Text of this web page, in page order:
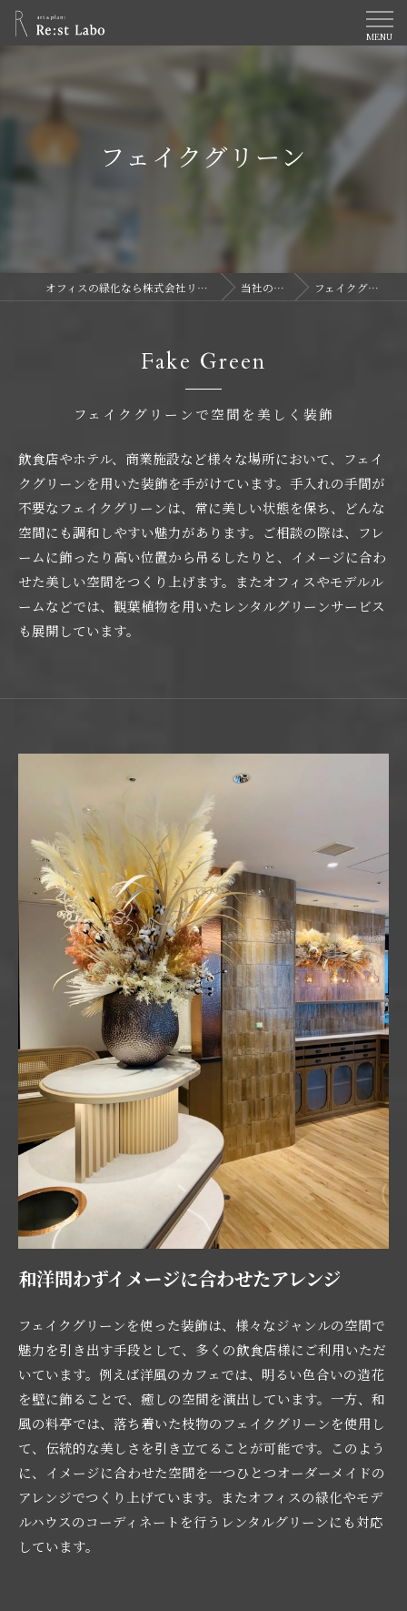
フェイクグリーン
オフィスの緑化なら株式会社リストラボ 当社の特徴 フェイクグリーン
フェイクグリーンで空間を美しく装飾
Fake Green
飲食店やホテル、商業施設など様々な場所において、フェイ
クグリーンを用いた装飾を手がけています。手入れの手間が
不要なフェイクグリーンは、常に美しい状態を保ち、どんな
空間にも調和しやすい魅力があります。ご相談の際は、フレ
ームに飾ったり高い位置から吊るしたりと、イメージに合わ
せた美しい空間をつくり上げます。またオフィスやモデルル
ームなどでは、観葉植物を用いたレンタルグリーンサービス
も展開しています。
和洋問わずイメージに合わせたアレンジ
フェイクグリーンを使った装飾は、様々なジャンルの空間で
魅力を引き出す手段として、多くの飲食店様にご利用いただ
いています。例えば洋風のカフェでは、明るい色合いの造花
を壁に飾ることで、癒しの空間を演出しています。一方、和
風の料亭では、落ち着いた枝物のフェイクグリーンを使用し
て、伝統的な美しさを引き立てることが可能です。このよう
に、イメージに合わせた空間を一つひとつオーダーメイドの
アレンジでつくり上げています。またオフィスの緑化やモデ
ルハウスのコーディネートを行うレンタルグリーンにも対応
しています。